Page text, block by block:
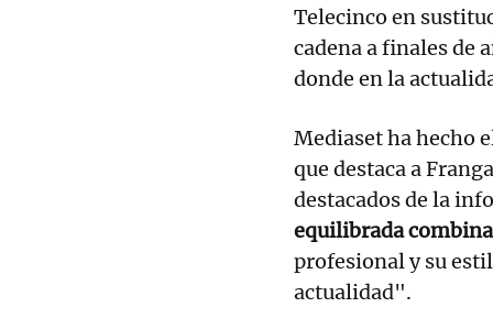
Telecinco en
cadena a finales de
donde en la
Mediaset ha hecho
que destaca a
destacados de la
equilibrada
profesional y su
actualidad".